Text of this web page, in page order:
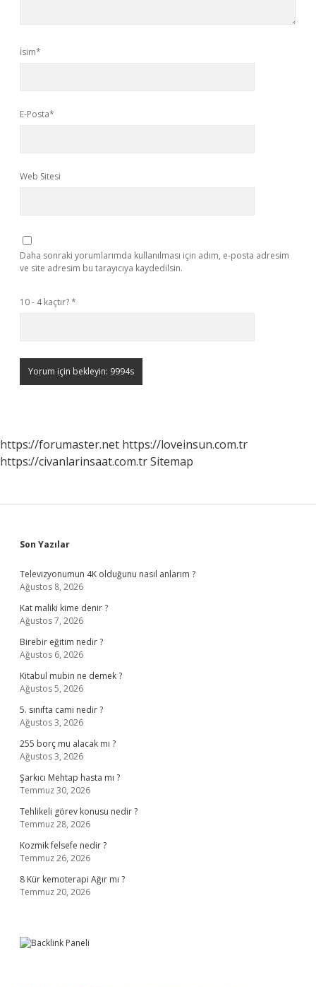
İsim*
E-Posta*
Web Sitesi
Daha sonraki yorumlarımda kullanılması için adım, e-posta adresim
ve site adresim bu tarayıcıya kaydedilsin.
10 - 4 kaçtır?*
https://forumaster.net https://loveinsun.com.tr
https://civanlarinsaat.com.trSitemap
Sidebar
Son Yazılar
Televizyonumun 4K olduğunu nasıl anlarım ?
Ağustos 8, 2026
Kat maliki kime denir ?
Ağustos 7, 2026
Birebir eğitim nedir ?
Ağustos 6, 2026
Kitabul mubin ne demek ?
Ağustos 5, 2026
5. sınıfta cami nedir ?
Ağustos 3, 2026
255 borç mu alacak mı ?
Ağustos 3, 2026
Şarkıcı Mehtap hasta mı ?
Temmuz 30, 2026
Tehlikeli görev konusu nedir ?
Temmuz 28, 2026
Kozmik felsefe nedir ?
Temmuz 26, 2026
8 Kür kemoterapi Ağır mı ?
Temmuz 20, 2026